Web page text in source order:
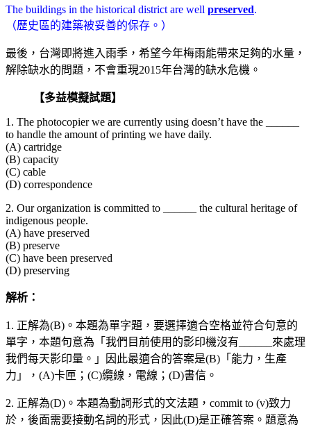
The buildings in the historical district are well preserved.
（歷史區的建築被妥善的保存。）
最後，台灣即將進入雨季，希望今年梅雨能帶來足夠的水量，
解除缺水的問題，不會重現2015年台灣的缺水危機。
【多益模擬試題】
1. The photocopier we are currently using doesn’t have the ______
to handle the amount of printing we have daily.
(A) cartridge
(B) capacity
(C) cable
(D) correspondence
2. Our organization is committed to ______ the cultural heritage of
indigenous people.
(A) have preserved
(B) preserve
(C) have been preserved
(D) preserving
解析：
1. 正解為(B)。本題為單字題，要選擇適合空格並符合句意的
單字，本題句意為「我們目前使用的影印機沒有______來處理
我們每天影印量。」因此最適合的答案是(B)「能力，生產
力」，(A)卡匣；(C)纜線，電線；(D)書信。
2. 正解為(D)。本題為動詞形式的文法題，commit to (v)致力
於，後面需要接動名詞的形式，因此(D)是正確答案。題意為